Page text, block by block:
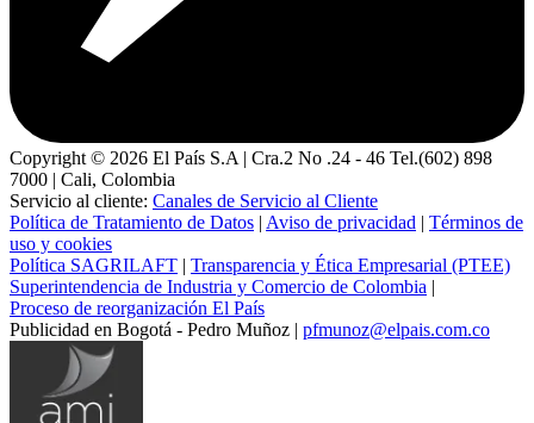
Copyright © 2026 El País S.A | Cra.2 No .24 - 46 Tel.(602) 898
7000 | Cali, Colombia
Servicio al cliente: Canales de Servicio al Cliente
Política de Tratamiento de Datos | Aviso de privacidad | Términos de
uso y cookies
Política SAGRILAFT | Transparencia y Ética Empresarial (PTEE)
Superintendencia de Industria y Comercio de Colombia |
Proceso de reorganización El País
Publicidad en Bogotá - Pedro Muñoz | pfmunoz@elpais.com.co